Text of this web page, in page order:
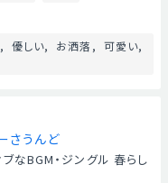
優しい お洒落
可愛い
さうんど
なBGM・ジングル 春らし